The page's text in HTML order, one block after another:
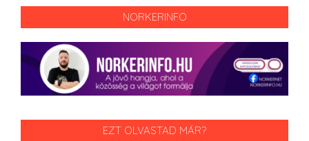
NORKERINFO
EZT OLVASTAD MÁR?